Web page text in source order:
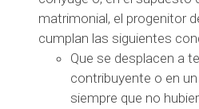
matrimonial, el progenitor
cumplan las siguientes
Que se desplacen a
contribuyente o en
siempre que no